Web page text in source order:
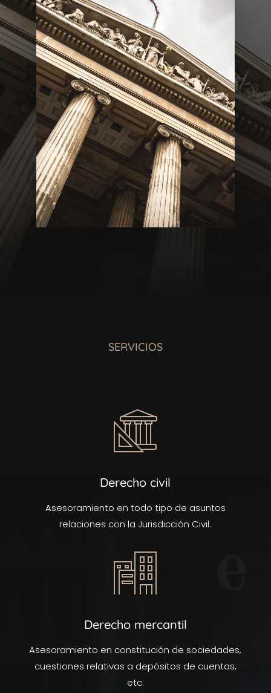
SERVICIOS
Derecho civil
Asesoramiento en todo tipo de asuntos
relaciones con la Jurisdicción Civil.
Derecho mercantil
Asesoramiento en constitución de sociedades,
cuestiones relativas a depósitos de cuentas,
etc.